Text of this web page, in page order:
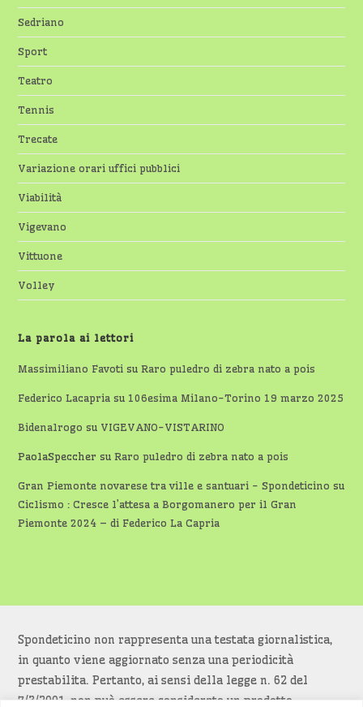
Sedriano
Sport
Teatro
Tennis
Trecate
Variazione orari uffici pubblici
Viabilità
Vigevano
Vittuone
Volley
La parola ai lettori
Massimiliano Favoti suRaro puledro di zebra nato a pois
Federico Lacapria su 106esima Milano-Torino 19 marzo 2025
Bidenalrogo su VIGEVANO-VISTARINO
PaolaSpeccher suRaro puledro di zebra nato a pois
Gran Piemonte novarese tra ville e santuari - Spondeticino su
Ciclismo : Cresce l’attesa a Borgomanero per il Gran
Piemonte 2024 – di Federico La Capria
Spondeticino non rappresenta una testata giornalistica,
in quanto viene aggiornato senza una periodicità
prestabilita. Pertanto, ai sensi della legge n. 62 del
7/3/2001, non può essere considerato un prodotto